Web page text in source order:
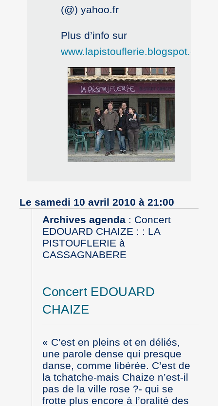
(@) yahoo.fr
Plus d’info sur
www.lapistouflerie.blogspot.com
Le samedi 10 avril 2010 à 21:00
Archives agenda : Concert
EDOUARD CHAIZE : : LA
PISTOUFLERIE à
CASSAGNABERE
Concert EDOUARD
CHAIZE
« C’est en pleins et en déliés,
une parole dense qui presque
danse, comme libérée. C’est de
la tchatche-mais Chaize n’est-il
pas de la ville rose ?- qui se
frotte plus encore à l’oralité des